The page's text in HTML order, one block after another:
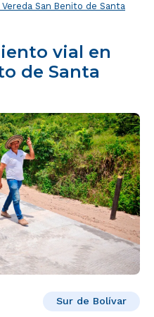
San Benito de Santa
vial en
de Santa
Sur de Bolívar